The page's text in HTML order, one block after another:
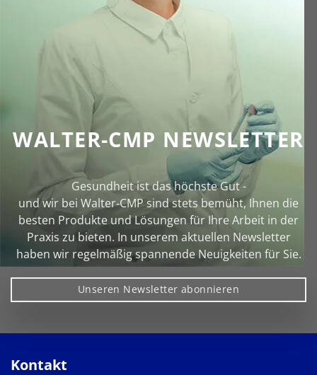
WALTER-CMP NEWSLETTER
Gesundheit ist das höchste Gut -
und wir bei Walter‑CMP sind stets bemüht, Ihnen die
besten Produkte und Lösungen für Ihre Arbeit in der
Praxis zu bieten. In unserem aktuellen Newsletter
haben wir regelmäßig spannende Neuigkeiten für Sie.
Unseren Newsletter abonnieren
Kontakt